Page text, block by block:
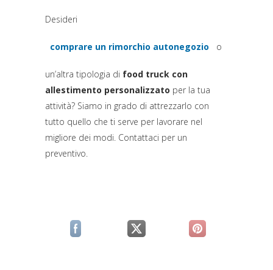
Desideri
comprare un rimorchio autonegozio
(si apre in una nuova scheda)
o
un’altra tipologia di food truck con
allestimento personalizzato per la tua
attività? Siamo in grado di attrezzarlo con
tutto quello che ti serve per lavorare nel
migliore dei modi. Contattaci per un
preventivo.
(si apre in una nuova scheda)
(si apre in una nuova scheda)
(si apre in una